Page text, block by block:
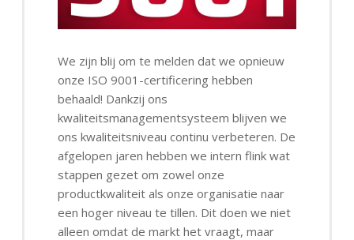
We zijn blij om te melden dat we opnieuw
onze ISO 9001-certificering hebben
behaald! Dankzij ons
kwaliteitsmanagementsysteem blijven we
ons kwaliteitsniveau continu verbeteren. De
afgelopen jaren hebben we intern flink wat
stappen gezet om zowel onze
productkwaliteit als onze organisatie naar
een hoger niveau te tillen. Dit doen we niet
alleen omdat de markt het vraagt, maar